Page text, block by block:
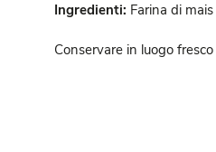
Ingredienti: Farina di
Conservare in luogo